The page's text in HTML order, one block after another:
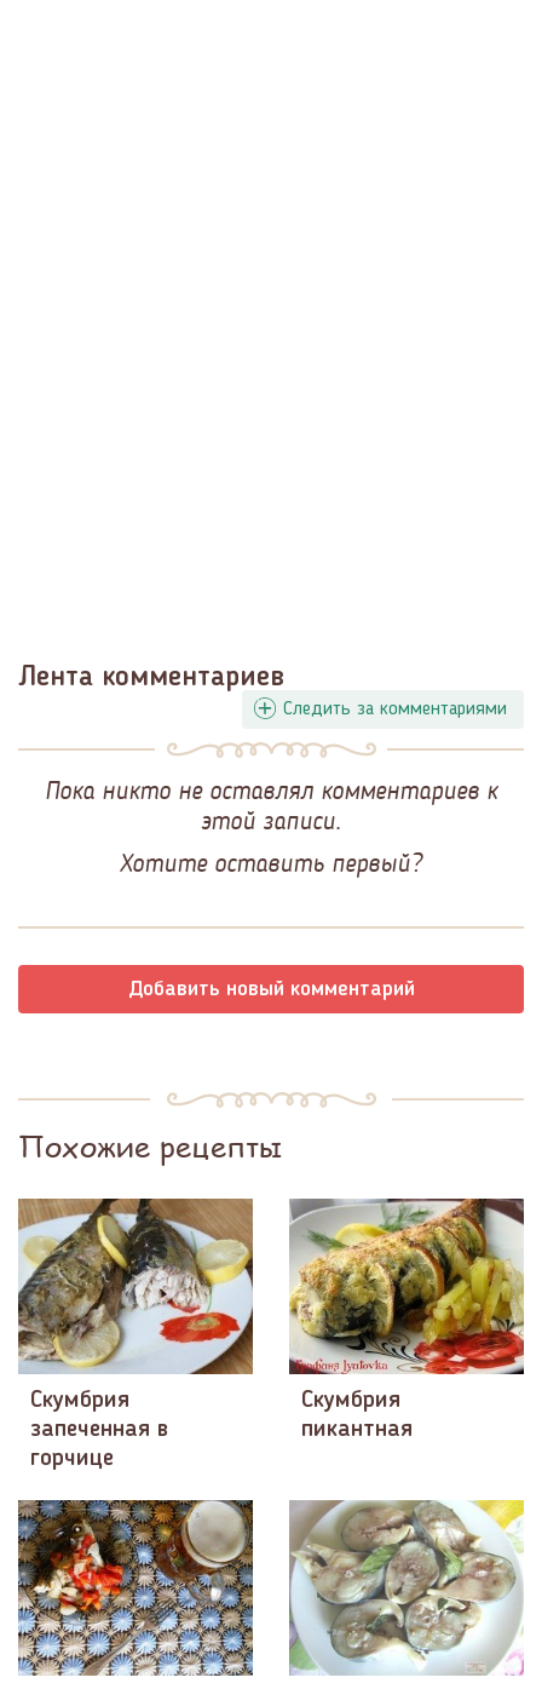
Лента комментариев
Следить за комментариями
Пока никто не оставлял комментариев к
этой записи.
Хотите оставить первый?
Добавить новый комментарий
Похожие рецепты
Скумбрия
запеченная в
горчице
Скумбрия
пикантная